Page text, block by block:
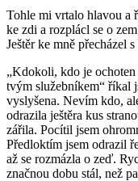
Tohle mi vrtalo hlavou a
ke zdi a rozplácl se o
Ještěr ke mně přecházel
„Kdokoli, kdo je ochoten
tvým služebníkem“ říkal
vyslyšena. Nevím kdo,
odrazila ještěra kus
zářila. Pocítil jsem
Předloktím jsem odrazil
až se rozmázla o zeď.
značnou dobu stál, než